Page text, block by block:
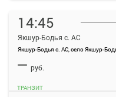
14:45
Якшур-Бодья с. АС
— руб.
ТРАНЗИТ